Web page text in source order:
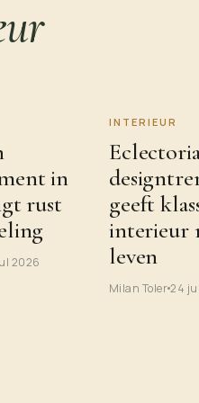
in
rust
2026
INTERIEUR
geeft
interieur
leven
Milan Toler24